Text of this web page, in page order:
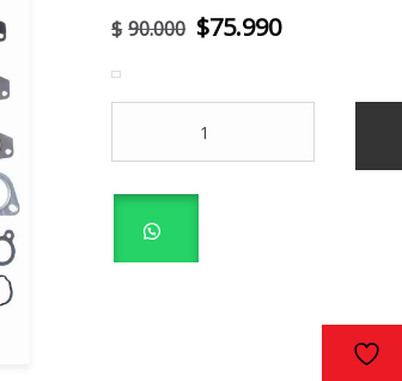
$ 90.000 El
original
era:
$75.990El
actual
$75.990.
EMPAQUETADURAS
MOTOR
HYUNDAI
2.5